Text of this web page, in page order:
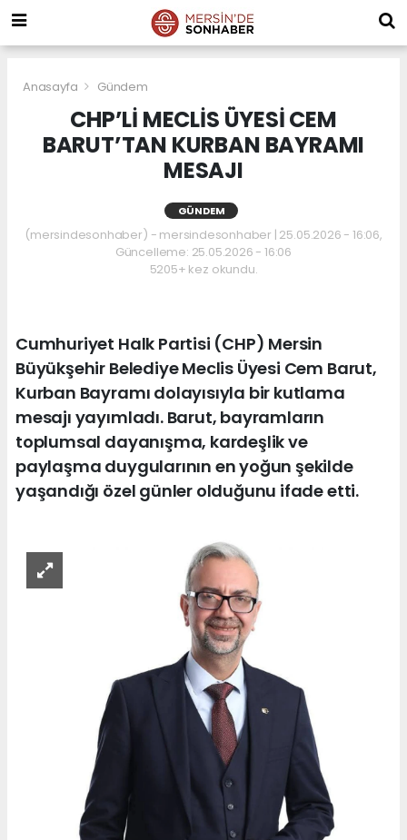
Anasayfa Gündem
CHP’Lİ MECLİS ÜYESİ CEM
BARUT’TAN KURBAN BAYRAMI
MESAJI
GÜNDEM
(mersindesonhaber) - mersindesonhaber | 25.05.2026 - 16:06,
Güncelleme: 25.05.2026 - 16:06
5205+ kez okundu.
Cumhuriyet Halk Partisi (CHP) Mersin
Büyükşehir Belediye Meclis Üyesi Cem Barut,
Kurban Bayramı dolayısıyla bir kutlama
mesajı yayımladı. Barut, bayramların
toplumsal dayanışma, kardeşlik ve
paylaşma duygularının en yoğun şekilde
yaşandığı özel günler olduğunu ifade etti.